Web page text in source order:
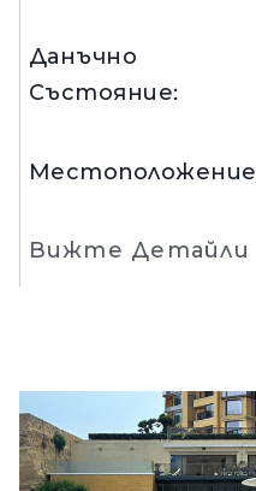
Данъчно
Състояние:
Местоположение
Вижте Детайли